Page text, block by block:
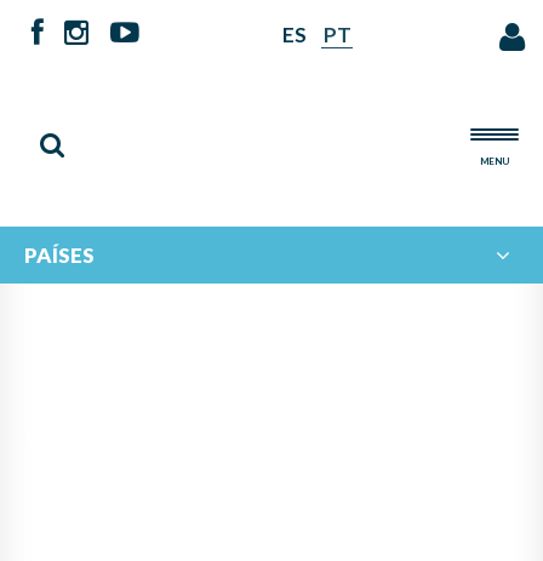
ES PT
MENU
PAÍSES